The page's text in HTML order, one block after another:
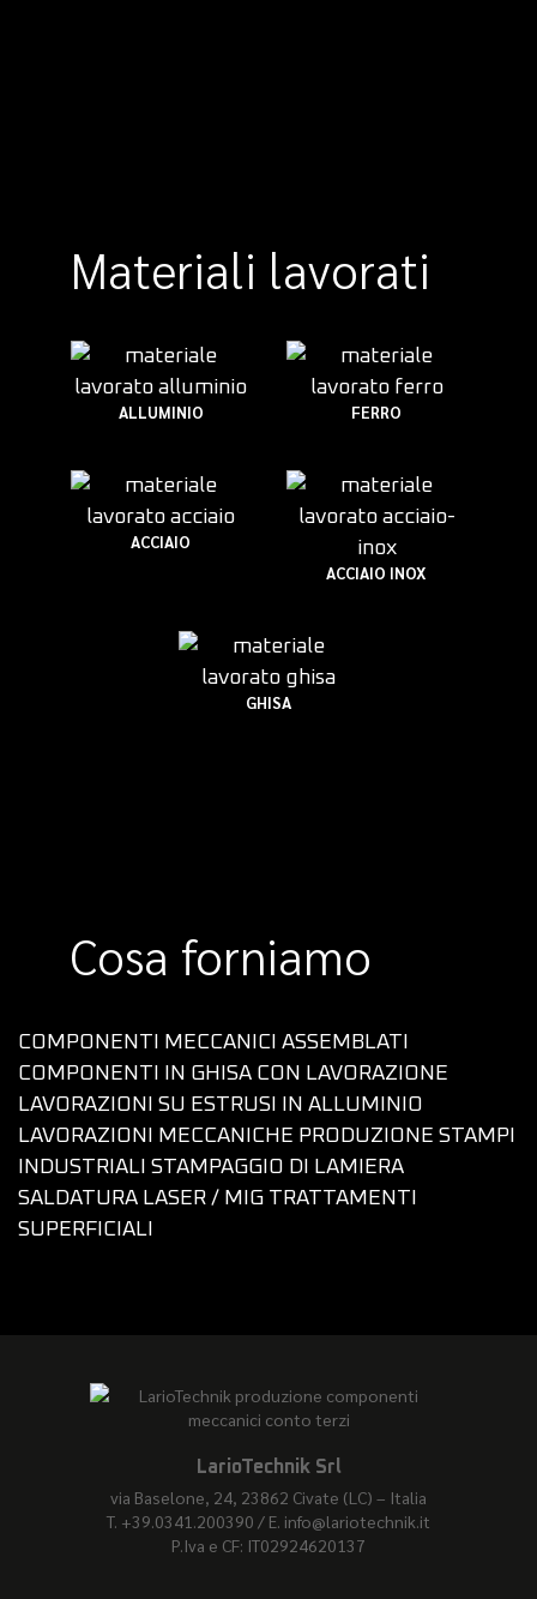
Materiali lavorati
ALLUMINIO FERRO
ACCIAIO
ACCIAIO INOX
GHISA
Cosa forniamo
COMPONENTI MECCANICI ASSEMBLATI
COMPONENTI IN GHISA CON LAVORAZIONE
LAVORAZIONI SU ESTRUSI IN ALLUMINIO
LAVORAZIONI MECCANICHE PRODUZIONE STAMPI
INDUSTRIALI STAMPAGGIO DI LAMIERA
SALDATURA LASER / MIG TRATTAMENTI
SUPERFICIALI
LarioTechnik Srl
via Baselone, 24, 23862 Civate (LC) – Italia
T. +39.0341.200390 / E. info@lariotechnik.it
P.Iva e CF: IT02924620137